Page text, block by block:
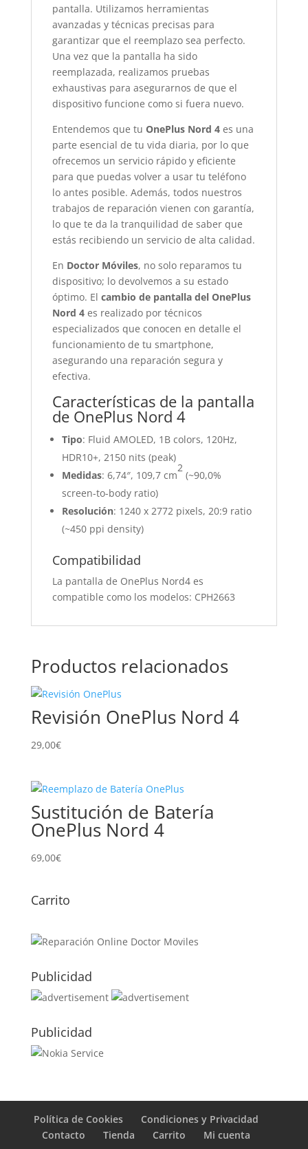
pantalla. Utilizamos herramientas
avanzadas y técnicas precisas para
garantizar que el reemplazo sea perfecto.
Una vez que la pantalla ha sido
reemplazada, realizamos pruebas
exhaustivas para asegurarnos de que el
dispositivo funcione como si fuera nuevo.
Entendemos que tu OnePlus Nord 4es una
parte esencial de tu vida diaria, por lo que
ofrecemos un servicio rápido y eficiente
para que puedas volver a usar tu teléfono
lo antes posible. Además, todos nuestros
trabajos de reparación vienen con garantía,
lo que te da la tranquilidad de saber que
estás recibiendo un servicio de alta calidad.
En Doctor Móviles, no solo reparamos tu
dispositivo; lo devolvemos a su estado
óptimo. El cambio de pantalla del OnePlus
Nord 4es realizado por técnicos
especializados que conocen en detalle el
funcionamiento de tu smartphone,
asegurando una reparación segura y
efectiva.
Características de la pantalla
de OnePlus Nord 4
Tipo: Fluid AMOLED, 1B colors, 120Hz,
HDR10+, 2150 nits (peak)
Medidas: 6,74″, 109,7 cm
2
(~90,0%
screen-to-body ratio)
Resolución: 1240 x 2772 pixels, 20:9 ratio
(~450 ppi density)
Compatibilidad
La pantalla de OnePlus Nord4 es
compatible como los modelos: CPH2663
Productos relacionados
Revisión OnePlus Nord 4
29,00€
Sustitución de Batería
OnePlus Nord 4
69,00€
Carrito
Publicidad
Publicidad
Política de Cookies
Condiciones y Privacidad
Contacto
Tienda Carrito Mi cuenta